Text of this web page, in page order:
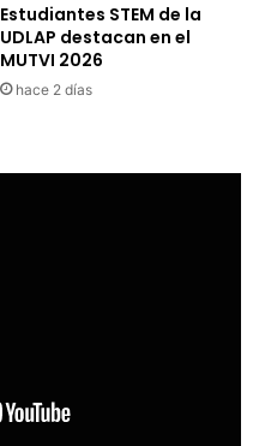
Estudiantes STEM de la
UDLAP destacan en el
MUTVI 2026
hace 2 días